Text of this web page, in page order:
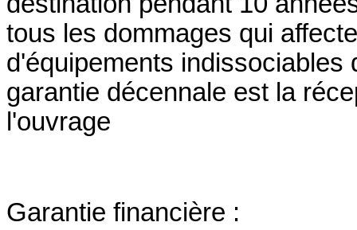
tous les dommages qui
d'équipements indissociables
garantie décennale est la
l'ouvrage
Garantie financière :